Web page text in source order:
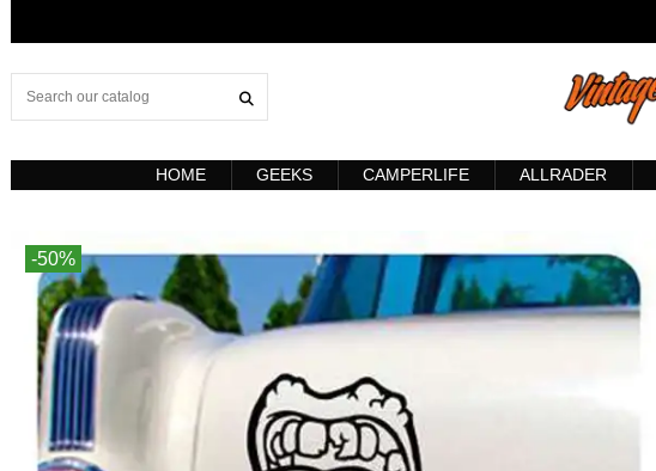
HOME GEEKS CAMPERLIFE ALLRADER
-50%